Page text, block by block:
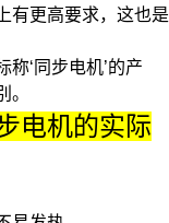
有更高要求，这也是
‘同步电机’的产
。
电机的实际